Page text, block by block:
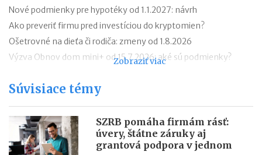
Nové podmienky pre hypotéky od 1.1.2027: návrh
Ako preveriť firmu pred investíciou do kryptomien?
Ošetrovné na dieťa či rodiča: zmeny od 1.8.2026
Výzva Obnov dom mini+ od 15.7.2026: aké sú podmienky?
činnosti (AML zákon)
Sviatok sv. Cyrila a Metoda 2026 už bez zatvorených obchodov
Nabíjanie elektromobilu v zahraničí: roaming, aplikácie,
plánovanie cesty
Zobraziť viac
Súvisiace témy
SZRB pomáha firmám rásť:
úvery, štátne záruky aj
grantová podpora v jednom